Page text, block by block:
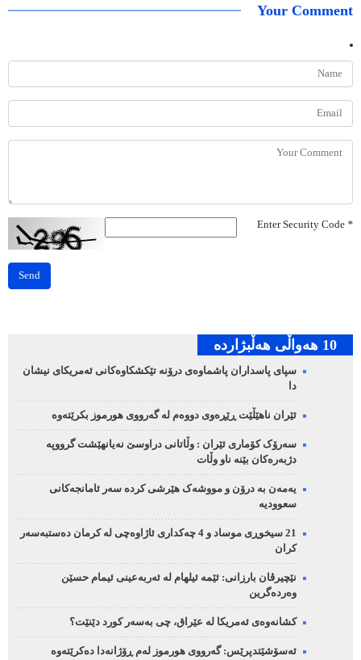
Your Comment
*
Send
10 هه‌واڵی هه‌ڵبژارده‌
سپای پاسداران پاشماوەی درۆنە تێکشکاوەکانی ئەمریکای نیشان
دا
ئێران ناهێڵێت ڕێڕەوی دووەم لە گەرووی هورموز بکرێتەوە
سەرۆک کۆماری ئێران : وڵاتانی دراوسێ نەیانهێشت گرووپە
دژبەرەکان بێنە ناو وڵات
یەمەن بە درۆن و مووشەک هێرشی کردە سەر ئامانجەکانی
سعوودیە
21 سیخوڕی موساد و 4 چەکداری ئاژاوەچی لە کرمان دەستبەسەر
کران
نێچیرڤان بارزانی: ئێمە ئیلهام لە ئەربەعینی ئیمام حسێن
وەردەگرین
کشانەوەی ئەمریکا لە عێراق، چی بەسەر کورد دێنێت؟
ئەسۆشێتدپرێس: گەرووی هورموز لەم ڕۆژانەدا دەکرێتەوە